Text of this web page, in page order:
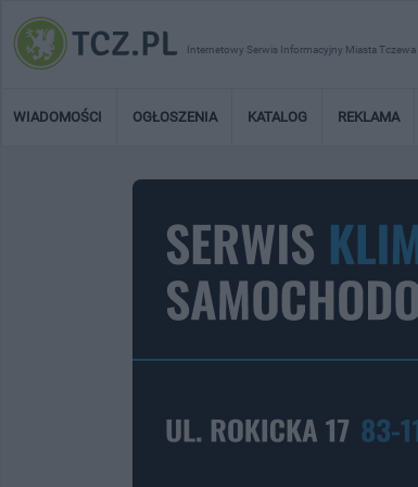
Internetowy Serwis Informacyjny Miasta Tczewa
WIADOMOŚCI OGŁOSZENIA KATALOG REKLAMA